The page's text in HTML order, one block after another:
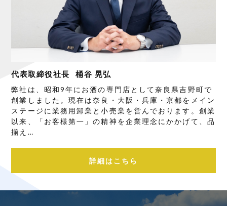
代表取締役社長 桶谷 晃弘
弊社は、昭和9年にお酒の専門店として奈良県吉野町で
創業しました。現在は奈良・大阪・兵庫・京都をメイン
ステージに業務用卸業と小売業を営んでおります。創業
以来、「お客様第一」の精神を企業理念にかかげて、品
揃え…
詳細はこちら